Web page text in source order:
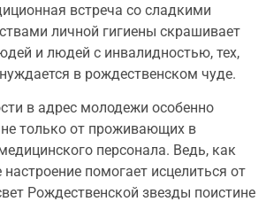
встреча со сладкими
личной гигиены скрашивает
и людей с инвалидностью, тех,
в рождественском чуде.
в адрес молодежи особенно
не только от проживающих в
персонала. Ведь, как
помогает исцелиться от
Рождественской звезды поистине